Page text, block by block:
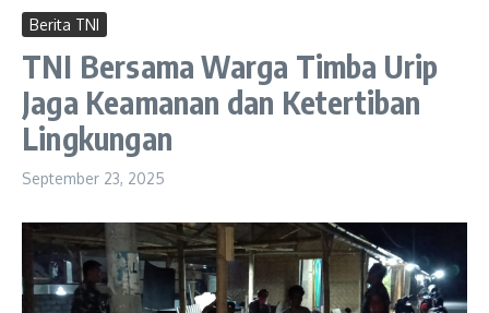
Berita TNI
TNI Bersama Warga Timba Urip
Jaga Keamanan dan Ketertiban
Lingkungan
September 23, 2025